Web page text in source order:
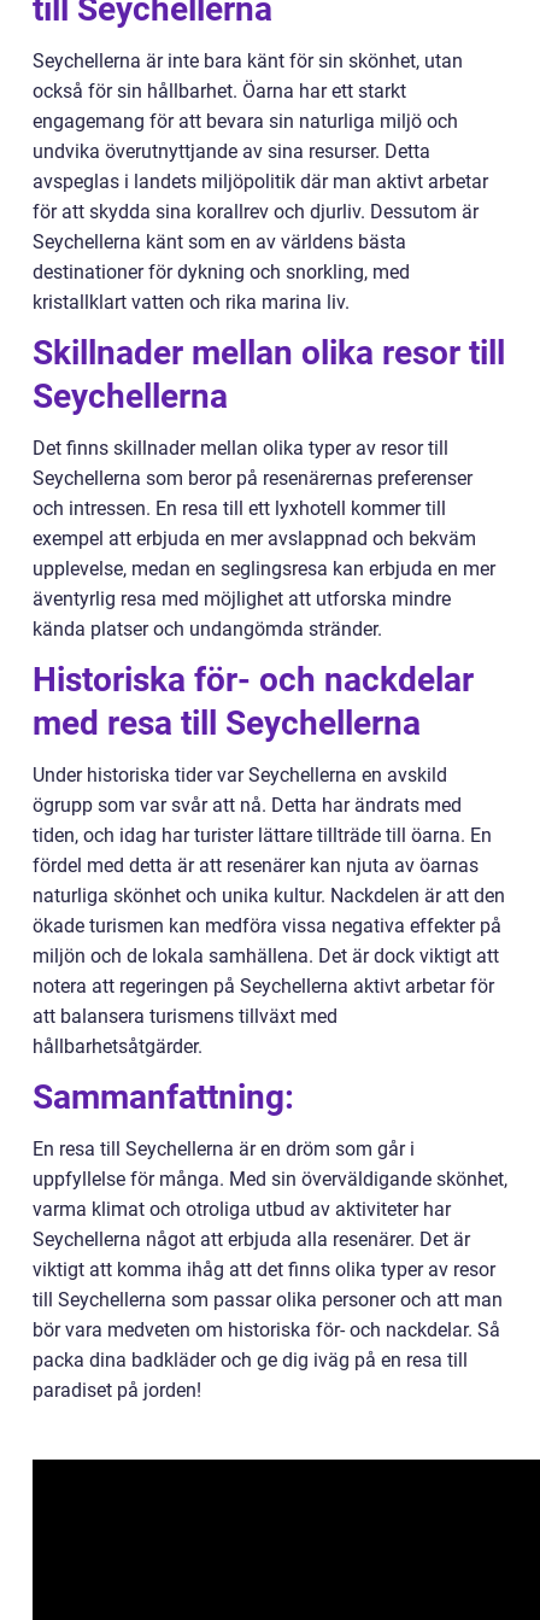
till Seychellerna
Seychellerna är inte bara känt för sin skönhet, utan
också för sin hållbarhet. Öarna har ett starkt
engagemang för att bevara sin naturliga miljö och
undvika överutnyttjande av sina resurser. Detta
avspeglas i landets miljöpolitik där man aktivt arbetar
för att skydda sina korallrev och djurliv. Dessutom är
Seychellerna känt som en av världens bästa
destinationer för dykning och snorkling, med
kristallklart vatten och rika marina liv.
Skillnader mellan olika resor till
Seychellerna
Det finns skillnader mellan olika typer av resor till
Seychellerna som beror på resenärernas preferenser
och intressen. En resa till ett lyxhotell kommer till
exempel att erbjuda en mer avslappnad och bekväm
upplevelse, medan en seglingsresa kan erbjuda en mer
äventyrlig resa med möjlighet att utforska mindre
kända platser och undangömda stränder.
Historiska för- och nackdelar
med resa till Seychellerna
Under historiska tider var Seychellerna en avskild
ögrupp som var svår att nå. Detta har ändrats med
tiden, och idag har turister lättare tillträde till öarna. En
fördel med detta är att resenärer kan njuta av öarnas
naturliga skönhet och unika kultur. Nackdelen är att den
ökade turismen kan medföra vissa negativa effekter på
miljön och de lokala samhällena. Det är dock viktigt att
notera att regeringen på Seychellerna aktivt arbetar för
att balansera turismens tillväxt med
hållbarhetsåtgärder.
Sammanfattning:
En resa till Seychellerna är en dröm som går i
uppfyllelse för många. Med sin överväldigande skönhet,
varma klimat och otroliga utbud av aktiviteter har
Seychellerna något att erbjuda alla resenärer. Det är
viktigt att komma ihåg att det finns olika typer av resor
till Seychellerna som passar olika personer och att man
bör vara medveten om historiska för- och nackdelar. Så
packa dina badkläder och ge dig iväg på en resa till
paradiset på jorden!